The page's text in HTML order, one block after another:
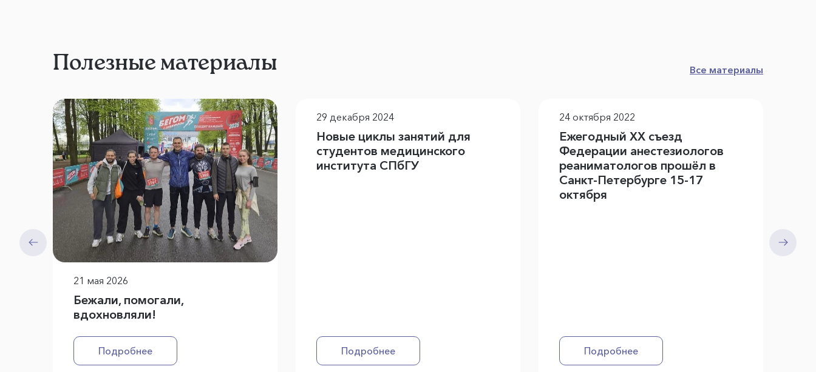
Полезные материалы Все материалы
21 мая 2026
Бежали, помогали,
вдохновляли!
Подробнее
29 декабря 2024
Новые циклы занятий для
студентов медицинского
института СПбГУ
Подробнее
24 октября 2022
Ежегодный XX съезд
Федерации анестезиологов
реаниматологов прошёл в
Санкт-Петербурге 15-17
октября
Подробнее